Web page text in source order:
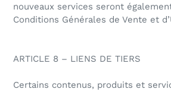
nouveaux services seront
Conditions Générales de Vente et
ARTICLE 8 – LIENS DE TIERS
Certains contenus, produits et